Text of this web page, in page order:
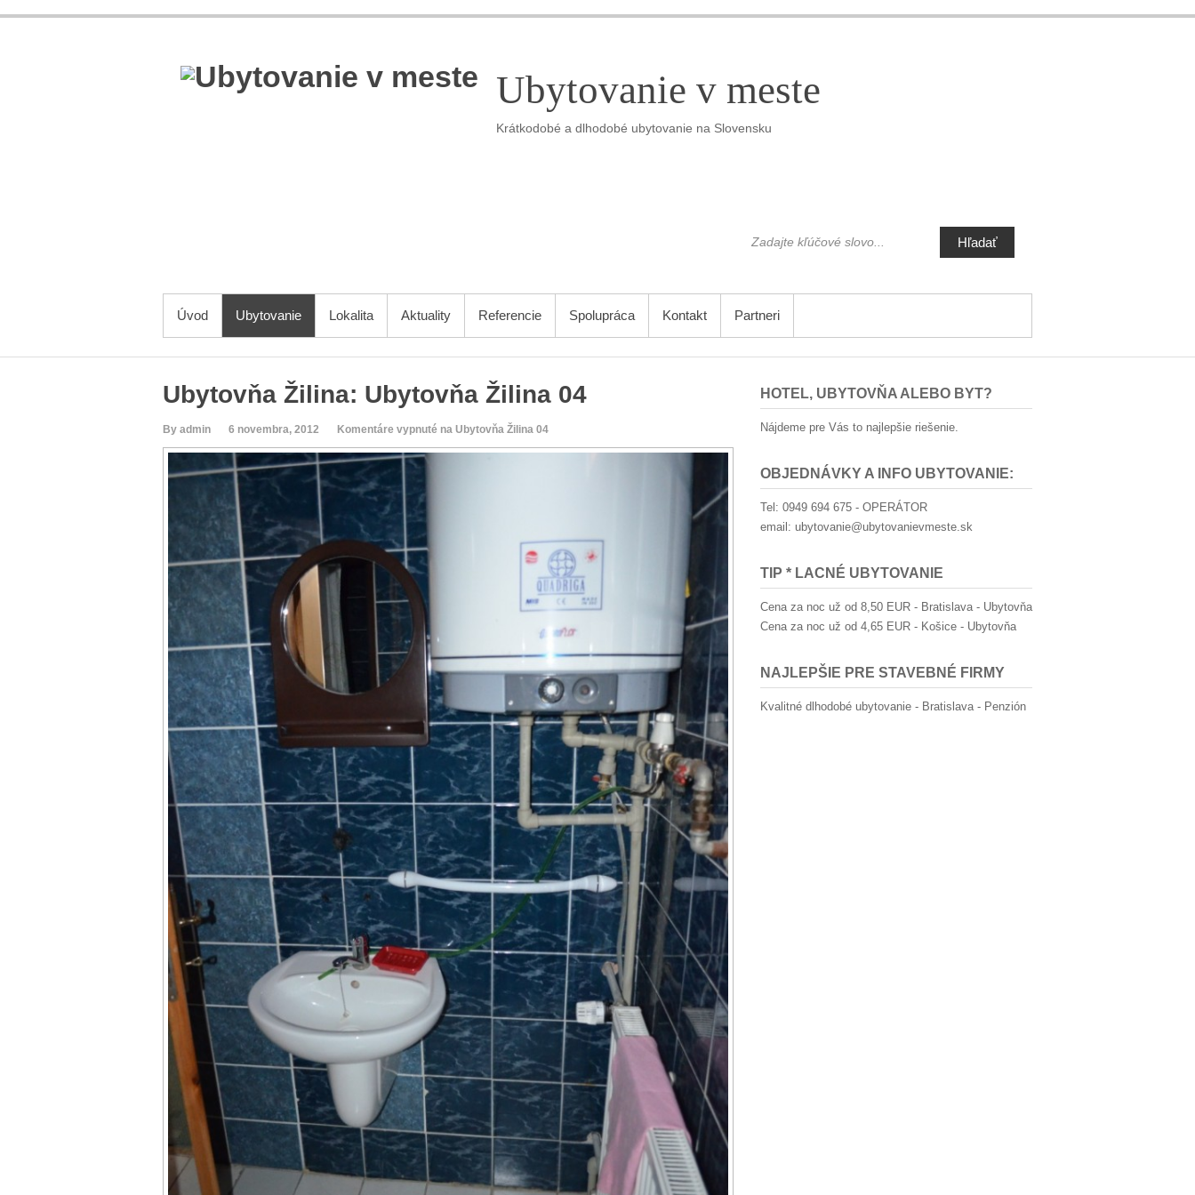
Ubytovanie v meste
Krátkodobé a dlhodobé ubytovanie na Slovensku
Hľadať
Úvod Ubytovanie Lokalita Aktuality Referencie Spolupráca Kontakt Partneri
Ubytovňa Žilina: Ubytovňa Žilina 04
By admin 6 novembra, 2012 Komentáre vypnuté na Ubytovňa Žilina 04
HOTEL, UBYTOVŇA ALEBO BYT?
Nájdeme pre Vás to najlepšie riešenie.
OBJEDNÁVKY A INFO UBYTOVANIE:
Tel: 0949 694 675 - OPERÁTOR
email: ubytovanie@ubytovanievmeste.sk
TIP * LACNÉ UBYTOVANIE
Cena za noc už od 8,50 EUR - Bratislava - Ubytovňa
Cena za noc už od 4,65 EUR - Košice - Ubytovňa
NAJLEPŠIE PRE STAVEBNÉ FIRMY
Kvalitné dlhodobé ubytovanie - Bratislava - Penzión